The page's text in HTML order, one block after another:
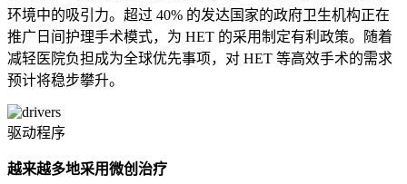
环境中的吸引力。超过 40% 的发达国家的政府卫生机构正在
推广日间护理手术模式，为 HET 的采用制定有利政策。随着
减轻医院负担成为全球优先事项，对 HET 等高效手术的需求
预计将稳步攀升。
驱动程序
越来越多地采用微创治疗